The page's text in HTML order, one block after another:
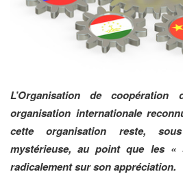
L’Organisation de
organisation internationale
cette organisation reste,
mystérieuse, au point que les «
radicalement sur son appréciation.